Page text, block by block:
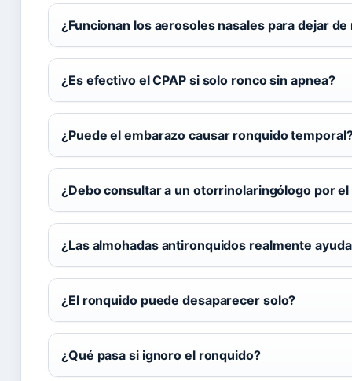
¿Funcionan los aerosoles nasales para dejar
¿Es efectivo el CPAP si solo ronco sin apnea?
¿Puede el embarazo causar ronquido
¿Debo consultar a un otorrinolaringólogo por
¿Las almohadas antironquidos realmente
¿El ronquido puede desaparecer solo?
¿Qué pasa si ignoro el ronquido?